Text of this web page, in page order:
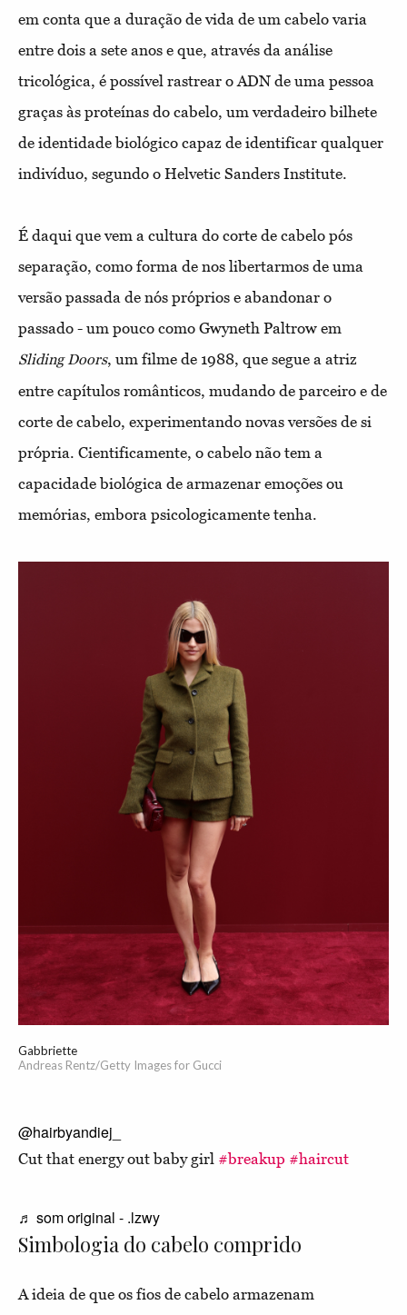
em conta que a duração de vida de um cabelo varia
entre dois a sete anos e que, através da análise
tricológica, é possível rastrear o ADN de uma pessoa
graças às proteínas do cabelo, um verdadeiro bilhete
de identidade biológico capaz de identificar qualquer
indivíduo, segundo o Helvetic Sanders Institute.
É daqui que vem a cultura do corte de cabelo pós
separação, como forma de nos libertarmos de uma
versão passada de nós próprios e abandonar o
passado - um pouco como Gwyneth Paltrow em
Sliding Doors, um filme de 1988, que segue a atriz
entre capítulos românticos, mudando de parceiro e de
corte de cabelo, experimentando novas versões de si
própria. Cientificamente, o cabelo não tem a
capacidade biológica de armazenar emoções ou
memórias, embora psicologicamente tenha.
Gabbriette
Andreas Rentz/Getty Images for Gucci
@hairbyandiej_
Cut that energy out baby girl #breakup #haircut
♬ som original - .lzwy
Simbologia do cabelo comprido
A ideia de que os fios de cabelo armazenam